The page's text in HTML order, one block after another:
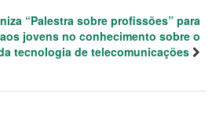
“Palestra sobre profissões” para
jovens no conhecimento sobre o
tecnologia de telecomunicações